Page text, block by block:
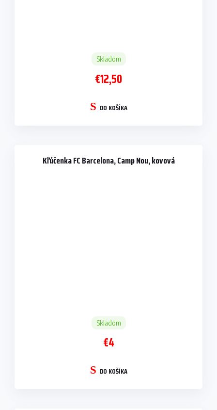
Skladom
€12,50
DO KOŠÍKA
Kľúčenka FC Barcelona, Camp Nou, kovová
Skladom
€4
DO KOŠÍKA